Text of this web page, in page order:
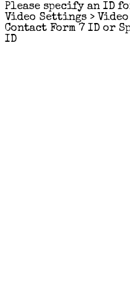
Please specify an ID
Video Settings > Video
Contact Form 7 ID or
ID